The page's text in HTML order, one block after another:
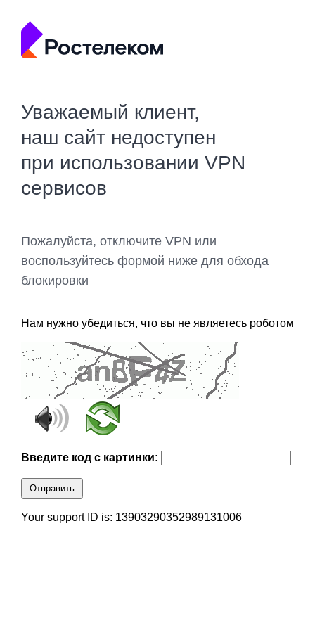
Уважаемый клиент,
наш сайт недоступен
при использовании VPN
сервисов
Пожалуйста, отключите VPN или
воспользуйтесь формой ниже для обхода
блокировки
Нам нужно убедиться, что вы не являетесь роботом
Введите код с картинки:
Отправить
Your support ID is: 13903290352989131006